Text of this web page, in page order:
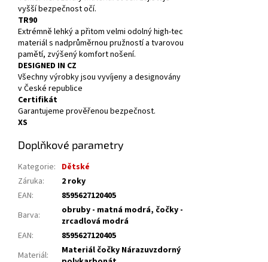
vyšší bezpečnost očí.
TR90
Extrémně lehký a přitom velmi odolný high-tec
materiál s nadprůměrnou pružností a tvarovou
pamětí, zvýšený komfort nošení.
DESIGNED IN CZ
Všechny výrobky jsou vyvíjeny a designovány
v České republice
Certifikát
Garantujeme prověřenou bezpečnost.
XS
Doplňkové parametry
Kategorie: Dětské
Záruka:
2 roky
EAN:
8595627120405
Barva:
obruby - matná modrá, čočky -
zrcadlová modrá
EAN:
8595627120405
Materiál:
Materiál čočky Nárazuvzdorný